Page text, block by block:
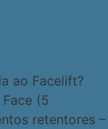
ao Facelift?
(5
retentores –